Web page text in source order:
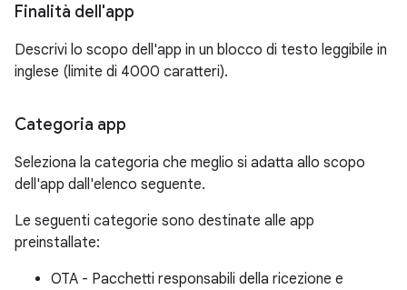
Finalità dell'app
Descrivi lo scopo dell'app in un blocco di testo leggibile in
inglese (limite di 4000 caratteri).
Categoria app
Seleziona la categoria che meglio si adatta allo scopo
dell'app dall'elenco seguente.
Le seguenti categorie sono destinate alle app
preinstallate:
OTA - Pacchetti responsabili della ricezione e